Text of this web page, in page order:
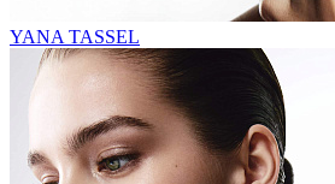
YANA TASSEL